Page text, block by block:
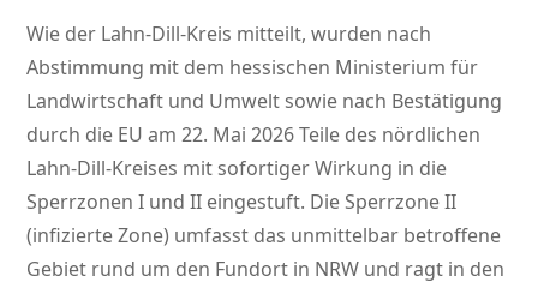
Wie der Lahn-Dill-Kreis mitteilt, wurden nach
Abstimmung mit dem hessischen Ministerium für
Landwirtschaft und Umwelt sowie nach Bestätigung
durch die EU am 22. Mai 2026 Teile des nördlichen
Lahn-Dill-Kreises mit sofortiger Wirkung in die
Sperrzonen I und II eingestuft. Die Sperrzone II
(infizierte Zone) umfasst das unmittelbar betroffene
Gebiet rund um den Fundort in NRW und ragt in den